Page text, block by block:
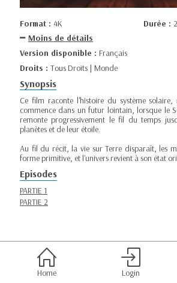
Format : 4K Durée :
Moins de détails
Version disponible : Français
Droits : Tous Droits | Monde
Synopsis
Ce film raconte l'histoire du système
commence dans un futur lointain, lorsque le
remonte progressivement le fil du temps
planètes et de leur étoile.
Au fil du récit, la vie sur Terre disparaît, les
forme primitive, et l'univers revient à son état
Episodes
PARTIE 1
PARTIE 2
Home Login